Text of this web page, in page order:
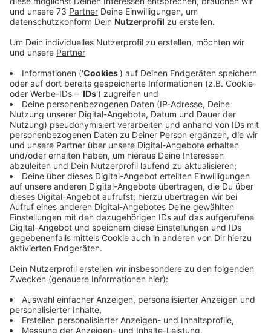
Fahrt.
Veröffentlicht:Freitag, 06.11.2020 06:44
Umleitung und freie Fahrt
Anzeige
Für die Bauarbeiten am Kreisverkehr Bahnhofstraße in
Gescher geht's ab heute in den dritten und letzten
Bauabschnitt. Für uns bedeutet das: die
Bahnhofstraße wird stadteinwärts zur Einbahnstraße.
In die Gegenrichtung gilt eine Umleitung. Ende
Dezember soll dann alles fertig sein. Und noch eine
Baustelle verändert sich ab heute. Denn ab heute habt
ihr auf der B 70 bei Alstätte im Bereich Einmündung
Gronauer Straße wieder freie Fahrt. Die Arbeiten am
Kreisverkehr mit der K 17 laufen auch gut. Der
Kreisverkehr soll Ende des Jahres fertig sein.